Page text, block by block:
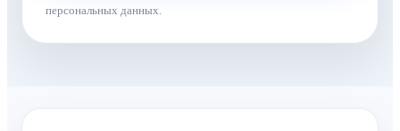
персональных данных.